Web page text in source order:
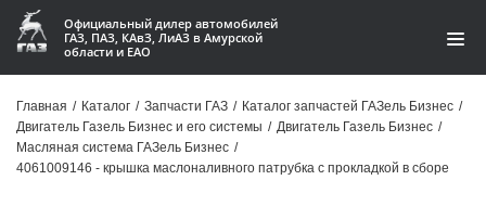
Официальный дилер автомобилей
ГАЗ, ПАЗ, КАвЗ, ЛиАЗ в Амурской
области и ЕАО
Акции
Главная / Каталог / Запчасти ГАЗ / Каталог запчастей ГАЗель Бизнес /
Двигатель Газель Бизнес и его системы / Двигатель Газель Бизнес /
Масляная система ГАЗель Бизнес /
4061009146 - крышка маслоналивного патрубка с прокладкой в сборе